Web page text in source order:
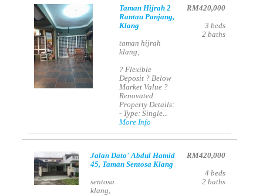
Taman Hijrah 2
Rantau Panjang,
Klang
taman hijrah
klang,
? Flexible
Deposit ? Below
Market Value ?
Renovated
Property Details:
- Type: Single...
More Info
RM420,000
3 beds
2 baths
Jalan Dato' Abdul Hamid
45, Taman Sentosa Klang
sentosa
klang,
RM420,000
4 beds
2 baths